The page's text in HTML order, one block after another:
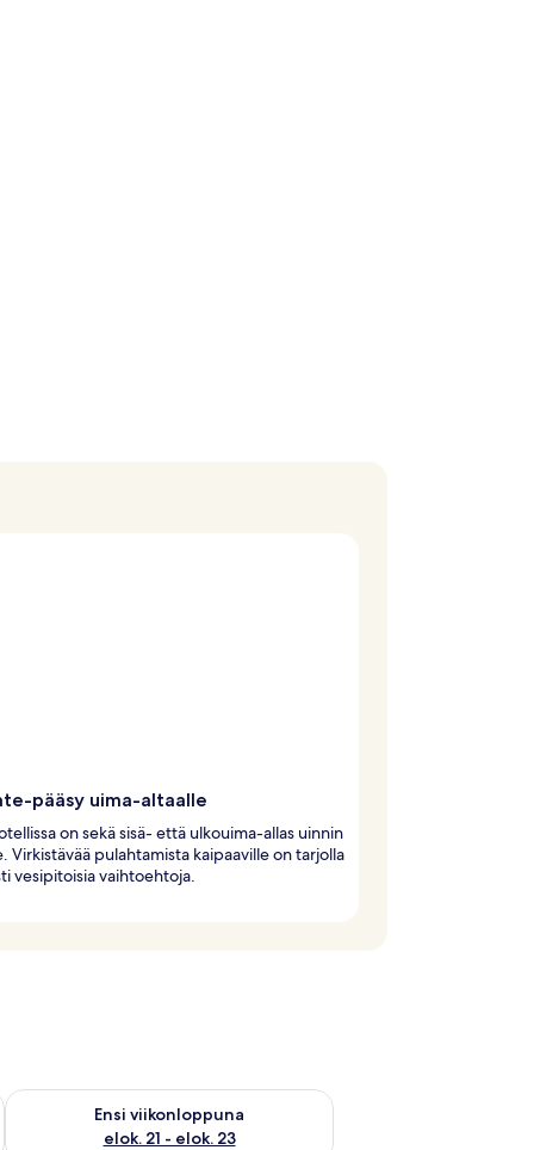
pääsy uima-altaalle
on sekä sisä- että ulkouima-allas uinnin
Virkistävää pulahtamista kaipaaville on tarjolla
vesipitoisia vaihtoehtoja.
14 - elok. 16
Ensi viikonloppuna
elok. 21 - elok. 23
Tarkista ensi viikonlopun saatavuus elok. 21 - elok. 23